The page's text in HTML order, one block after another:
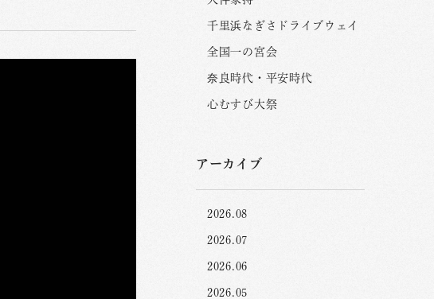
千里浜なぎさドライブウェイ
全国一の宮会
奈良時代・平安時代
心むすび大祭
アーカイブ
2026.08
2026.07
2026.06
2026.05